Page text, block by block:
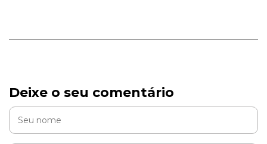
Deixe o seu comentário